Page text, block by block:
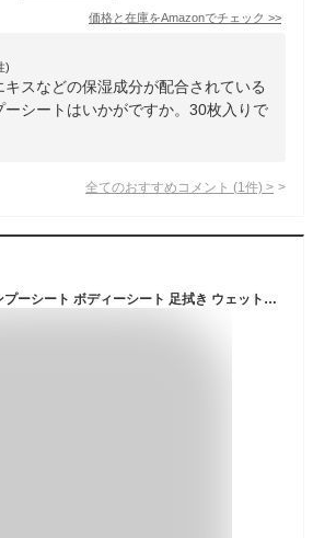
価格と在庫をAmazonでチェック >>
)
スなどの保湿成分が配合されている
シートはいかがですか。30枚入りで
全てのおすすめコメント (1 件) >
MILLATIUM 猫 犬 シャンプーシート ボディーシート 足拭き ウェットグローブ